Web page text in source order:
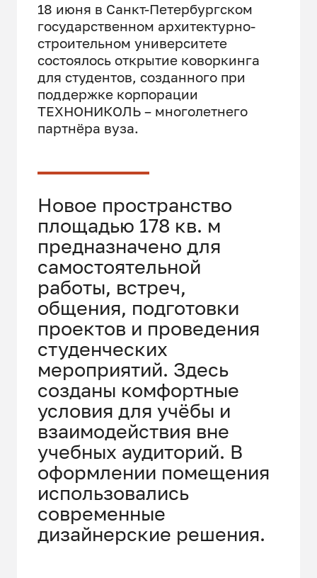
18 июня в Санкт-Петербургском
государственном архитектурно-
строительном университете
состоялось открытие коворкинга
для студентов, созданного при
поддержке корпорации
ТЕХНОНИКОЛЬ – многолетнего
партнёра вуза.
Новое пространство
площадью 178 кв. м
предназначено для
самостоятельной
работы, встреч,
общения, подготовки
проектов и проведения
студенческих
мероприятий. Здесь
созданы комфортные
условия для учёбы и
взаимодействия вне
учебных аудиторий. В
оформлении помещения
использовались
современные
дизайнерские решения.